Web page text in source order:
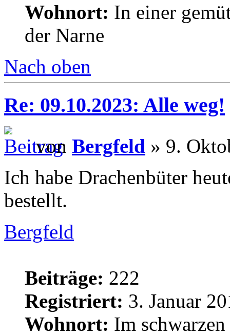
Wohnort: In einer
der Narne
Nach oben
Re: 09.10.2023: Alle weg!
von Bergfeld » 9.
Ich habe Drachenbüter
bestellt.
Bergfeld
Beiträge: 222
Registriert: 3. Januar
Wohnort: Im